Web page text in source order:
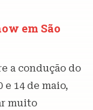
em São
a condução do
14 de maio,
muito